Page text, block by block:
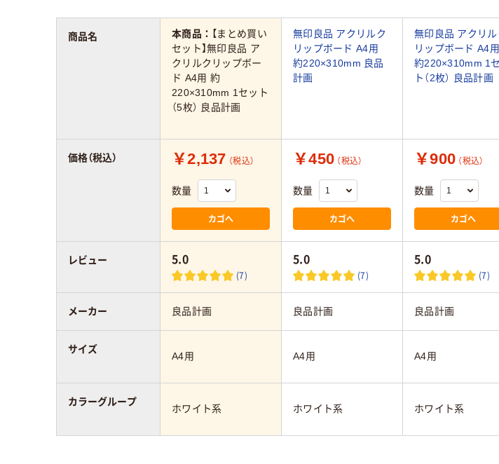
本商品： 【まとめ買い
セット】無印良品 ア
クリルクリップボー
ド A4用 約
220×310mm 1セット
（5枚） 良品計画
無印良品 アクリルク
リップボード A4用
約220×310mm 良品
計画
無印良品 アクリル
リップボード A4用
約220×310mm 1
ト（2枚） 良品計画
￥2,137 （税込）
数量
カゴへ
￥450 （税込）
数量
カゴへ
￥900 （税込）
数量
カゴへ
5.0
(7)
5.0
(7)
5.0
(7)
良品計画 良品計画 良品計画
A4用 A4用 A4用
ホワイト系 ホワイト系 ホワイト系
商品名
価格（税込）
レビュー
メーカー
サイズ
カラーグループ